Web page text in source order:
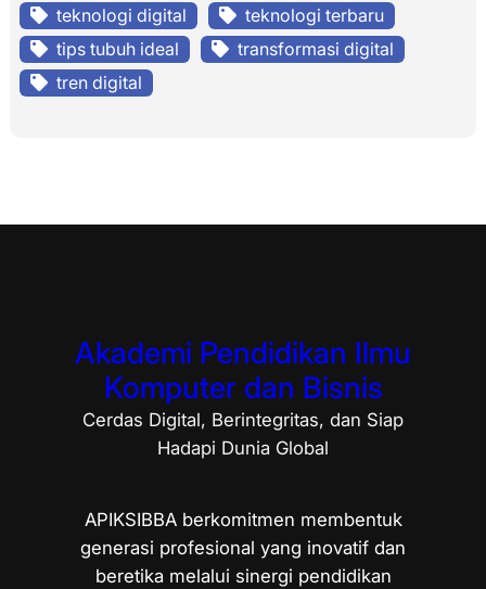
teknologi digital
teknologi terbaru
tips tubuh ideal
transformasi digital
tren digital
Akademi Pendidikan Ilmu
Komputer dan Bisnis
Cerdas Digital, Berintegritas, dan Siap
Hadapi Dunia Global
APIKSIBBA berkomitmen membentuk
generasi profesional yang inovatif dan
beretika melalui sinergi pendidikan